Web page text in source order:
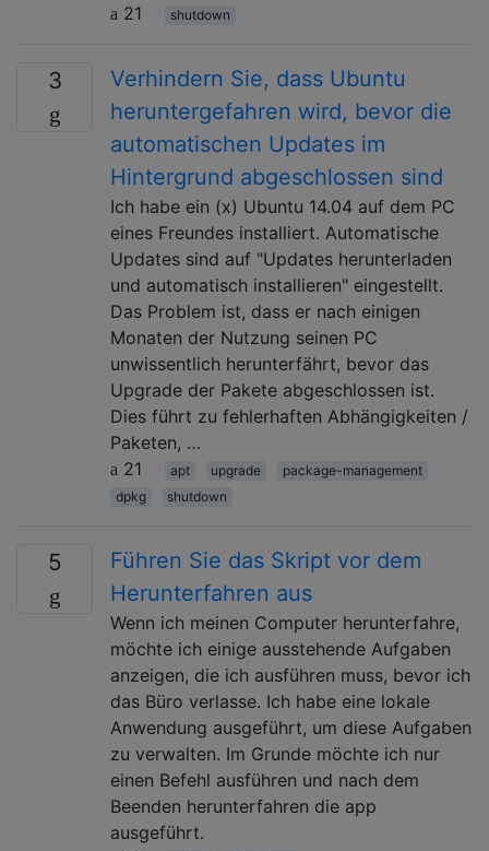
21
shutdown
3
Verhindern Sie, dass Ubuntu
heruntergefahren wird, bevor die
automatischen Updates im
Hintergrund abgeschlossen sind
Ich habe ein (x) Ubuntu 14.04 auf dem PC
eines Freundes installiert. Automatische
Updates sind auf "Updates herunterladen
und automatisch installieren" eingestellt.
Das Problem ist, dass er nach einigen
Monaten der Nutzung seinen PC
unwissentlich herunterfährt, bevor das
Upgrade der Pakete abgeschlossen ist.
Dies führt zu fehlerhaften Abhängigkeiten /
Paketen, …
21
apt upgrade
package-management
dpkg
shutdown
5
Führen Sie das Skript vor dem
Herunterfahren aus
Wenn ich meinen Computer herunterfahre,
möchte ich einige ausstehende Aufgaben
anzeigen, die ich ausführen muss, bevor ich
das Büro verlasse. Ich habe eine lokale
Anwendung ausgeführt, um diese Aufgaben
zu verwalten. Im Grunde möchte ich nur
einen Befehl ausführen und nach dem
Beenden herunterfahren die app
ausgeführt.